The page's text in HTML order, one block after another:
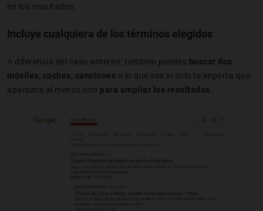
en los resultados.
Incluye cualquiera de los términos elegidos
A diferencia del caso anterior, también puedes buscar dos
móviles, coches, canciones o lo que sea si solo te importa que
aparezca al menos uno para ampliar los resultados.